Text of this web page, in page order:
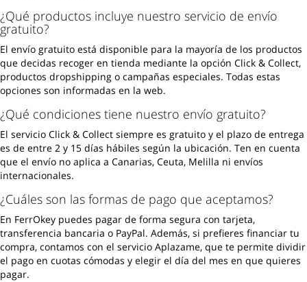
¿Qué productos incluye nuestro servicio de envío
gratuito?
El envío gratuito está disponible para la mayoría de los productos
que decidas recoger en tienda mediante la opción Click & Collect,
productos dropshipping o campañas especiales. Todas estas
opciones son informadas en la web.
¿Qué condiciones tiene nuestro envío gratuito?
El servicio Click & Collect siempre es gratuito y el plazo de entrega
es de entre 2 y 15 días hábiles según la ubicación. Ten en cuenta
que el envío no aplica a Canarias, Ceuta, Melilla ni envíos
internacionales.
¿Cuáles son las formas de pago que aceptamos?
En FerrOkey puedes pagar de forma segura con tarjeta,
transferencia bancaria o PayPal. Además, si prefieres financiar tu
compra, contamos con el servicio Aplazame, que te permite dividir
el pago en cuotas cómodas y elegir el día del mes en que quieres
pagar.